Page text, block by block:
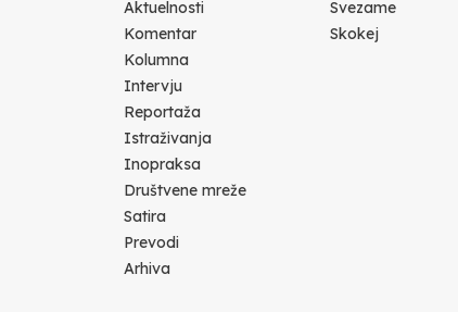
Aktuelnosti
Komentar
Kolumna
Intervju
Reportaža
Istraživanja
Inopraksa
Društvene mreže
Satira
Prevodi
Arhiva
Svezame
Skokej